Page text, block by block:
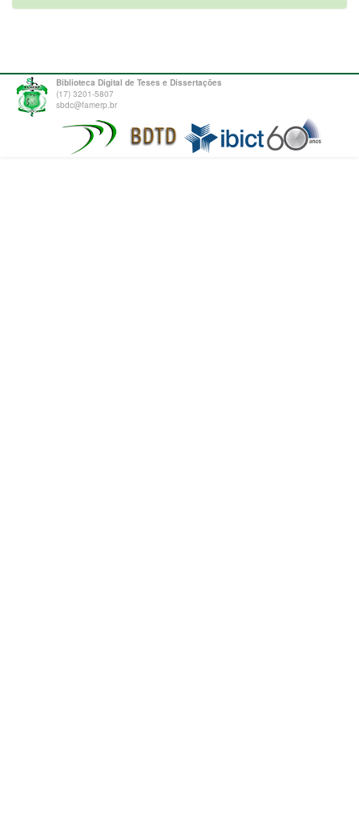
Biblioteca Digital de Teses e Dissertações
(17) 3201-5807
sbdc@famerp.br